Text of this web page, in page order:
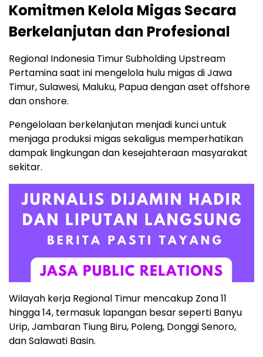
Komitmen Kelola Migas Secara
Berkelanjutan dan Profesional
Regional Indonesia Timur Subholding Upstream
Pertamina saat ini mengelola hulu migas di Jawa
Timur, Sulawesi, Maluku, Papua dengan aset offshore
dan onshore.
Pengelolaan berkelanjutan menjadi kunci untuk
menjaga produksi migas sekaligus memperhatikan
dampak lingkungan dan kesejahteraan masyarakat
sekitar.
Wilayah kerja Regional Timur mencakup Zona 11
hingga 14, termasuk lapangan besar seperti Banyu
Urip, Jambaran Tiung Biru, Poleng, Donggi Senoro,
dan Salawati Basin.